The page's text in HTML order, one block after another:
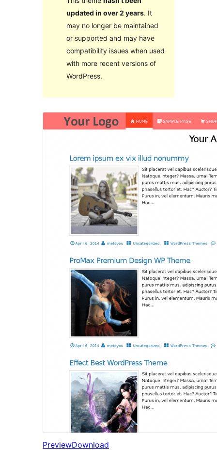
updated in over 2 years. It
may no longer be maintained
or supported and may have
compatibility issues when used
with more recent versions of
WordPress.
PreviewDownload